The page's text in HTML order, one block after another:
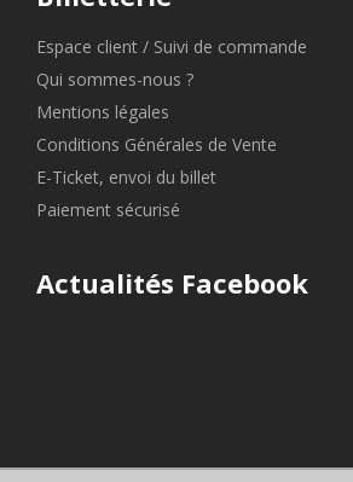
Espace client / Suivi de commande
Qui sommes-nous ?
Mentions légales
Conditions Générales de Vente
E-Ticket, envoi du billet
Paiement sécurisé
Actualités Facebook